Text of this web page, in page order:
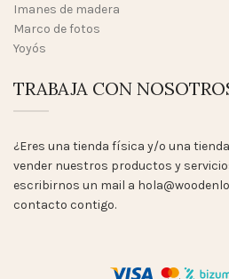
Imanes de madera
Marco de fotos
Yoyós
TRABAJA CON
¿Eres una tienda física y/o una
vender nuestros productos y
escribirnos un mail a
contacto contigo.